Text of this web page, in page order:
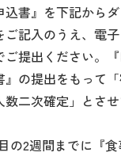
込書』を下記からダ
ご記入のうえ、電
ご提出ください。
』の提出をもって
数二次確定」とさ
の2週間までに『